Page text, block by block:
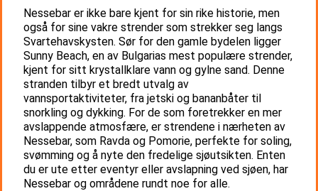
Nessebar er ikke bare kjent for sin rike historie, men
også for sine vakre strender som strekker seg langs
Svartehavskysten. Sør for den gamle bydelen ligger
Sunny Beach, en av Bulgarias mest populære strender,
kjent for sitt krystallklare vann og gylne sand. Denne
stranden tilbyr et bredt utvalg av
vannsportaktiviteter, fra jetski og bananbåter til
snorkling og dykking. For de som foretrekker en mer
avslappende atmosfære, er strendene i nærheten av
Nessebar, som Ravda og Pomorie, perfekte for soling,
svømming og å nyte den fredelige sjøutsikten. Enten
du er ute etter eventyr eller avslapning ved sjøen, har
Nessebar og områdene rundt noe for alle.